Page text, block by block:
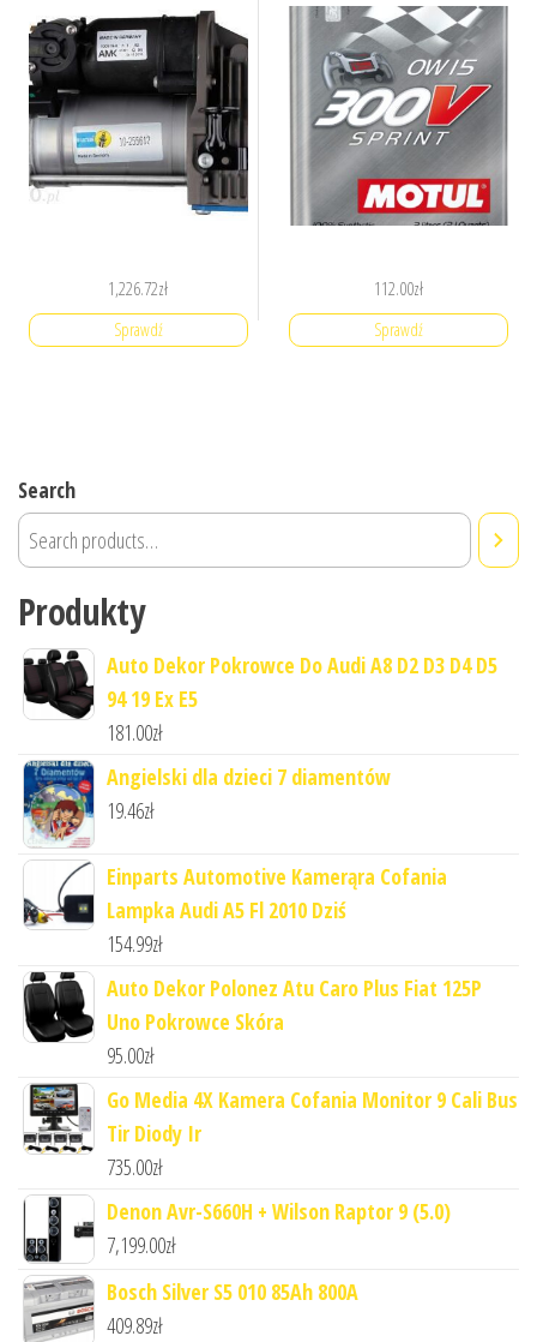
1,226.72zł
Sprawdź
112.00zł
Sprawdź
Search
Produkty
Auto Dekor Pokrowce Do Audi A8 D2 D3 D4 D5
94 19 Ex E5
181.00zł
Angielski dla dzieci 7 diamentów
19.46zł
Einparts Automotive Kamerąra Cofania
Lampka Audi A5 Fl 2010 Dziś
154.99zł
Auto Dekor Polonez Atu Caro Plus Fiat 125P
Uno Pokrowce Skóra
95.00zł
Go Media 4X Kamera Cofania Monitor 9 Cali Bus
Tir Diody Ir
735.00zł
Denon Avr-S660H + Wilson Raptor 9 (5.0)
7,199.00zł
Bosch Silver S5 010 85Ah 800A
409.89zł